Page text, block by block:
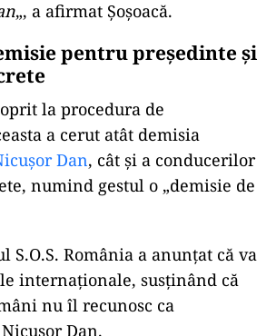
„, a afirmat Șoșoacă.
pentru președinte și
oprit la procedura de
a cerut atât demisia
Dan, cât și a conducerilor
numind gestul o „demisie de
S.O.S. România a anunțat că va
internaționale, susținând că
nu îl recunosc ca
Dan.